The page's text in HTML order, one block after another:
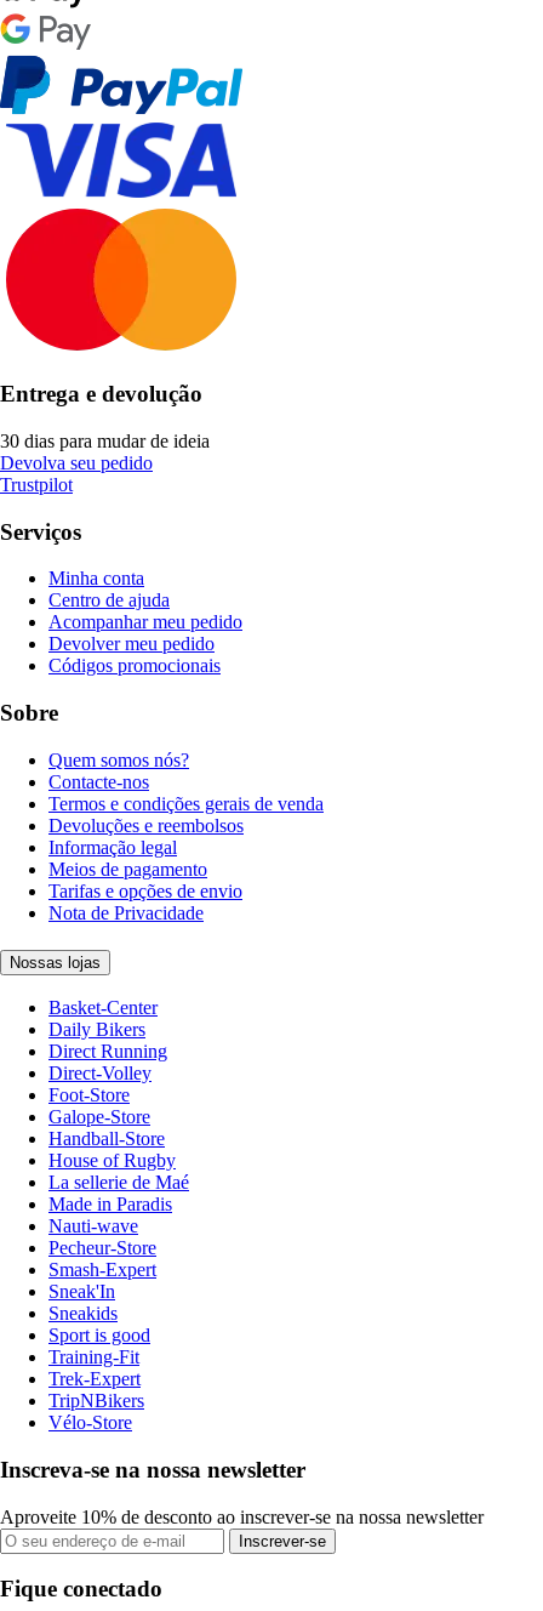
Entrega e devolução
30 dias para mudar de ideia
Devolva seu pedido
Trustpilot
Serviços
Minha conta
Centro de ajuda
Acompanhar meu pedido
Devolver meu pedido
Códigos promocionais
Sobre
Quem somos nós?
Contacte-nos
Termos e condições gerais de venda
Devoluções e reembolsos
Informação legal
Meios de pagamento
Tarifas e opções de envio
Nota de Privacidade
Nossas lojas
Basket-Center
Daily Bikers
Direct Running
Direct-Volley
Foot-Store
Galope-Store
Handball-Store
House of Rugby
La sellerie de Maé
Made in Paradis
Nauti-wave
Pecheur-Store
Smash-Expert
Sneak'In
Sneakids
Sport is good
Training-Fit
Trek-Expert
TripNBikers
Vélo-Store
Inscreva-se na nossa newsletter
Aproveite 10% de desconto ao inscrever-se na nossa newsletter
Inscrever-se
Fique conectado